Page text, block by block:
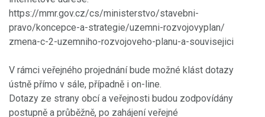
https://mmr.gov.cz/cs/ministerstvo/stavebni-
pravo/koncepce-a-strategie/uzemni-rozvojovyplan/
zmena-c-2-uzemniho-rozvojoveho-planu-a-souvisejici
V rámci veřejného projednání bude možné klást dotazy
ústně přímo v sále, případně i on-line.
Dotazy ze strany obcí a veřejnosti budou zodpovídány
postupně a průběžně, po zahájení veřejné